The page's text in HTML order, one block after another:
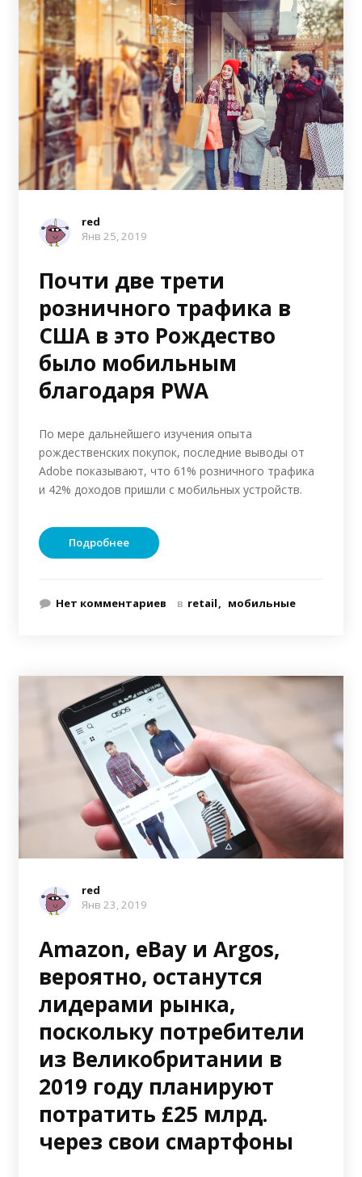
red
Янв 25, 2019
Почти две трети
розничного трафика в
США в это Рождество
было мобильным
благодаря PWA
По мере дальнейшего изучения опыта
рождественских покупок, последние выводы от
Adobe показывают, что 61% розничного трафика
и 42% доходов пришли с мобильных устройств.
Подробнее
Нет комментариев в retail мобильные
red
Янв 23, 2019
Amazon, eBay и Argos,
вероятно, останутся
лидерами рынка,
поскольку потребители
из Великобритании в
2019 году планируют
потратить £25 млрд.
через свои смартфоны